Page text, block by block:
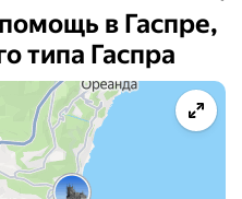
в Гаспре,
типа Гаспра